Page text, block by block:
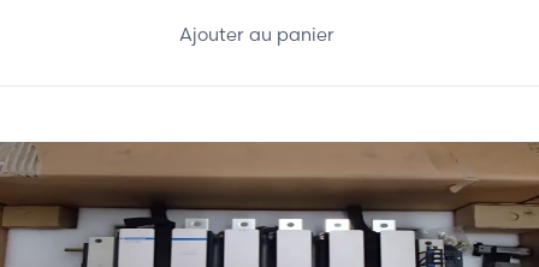
Ajouter au panier